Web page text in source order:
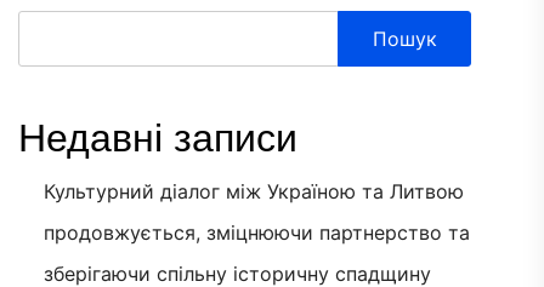
Пошук
Недавні записи
Культурний діалог між Україною та Литвою
продовжується, зміцнюючи партнерство та
зберігаючи спільну історичну спадщину